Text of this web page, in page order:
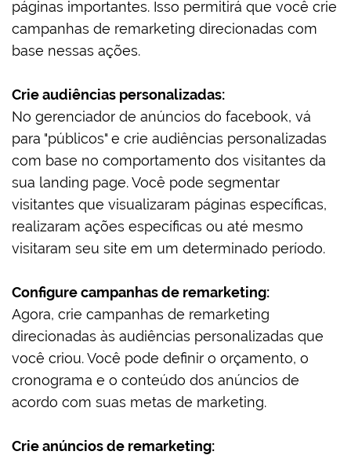
páginas importantes. Isso permitirá que você crie
campanhas de remarketing direcionadas com
base nessas ações.
Crie audiências personalizadas:
No gerenciador de anúncios do facebook, vá
para "públicos" e crie audiências personalizadas
com base no comportamento dos visitantes da
sua landing page. Você pode segmentar
visitantes que visualizaram páginas específicas,
realizaram ações específicas ou até mesmo
visitaram seu site em um determinado período.
Configure campanhas de remarketing:
Agora, crie campanhas de remarketing
direcionadas às audiências personalizadas que
você criou. Você pode definir o orçamento, o
cronograma e o conteúdo dos anúncios de
acordo com suas metas de marketing.
Crie anúncios de remarketing: